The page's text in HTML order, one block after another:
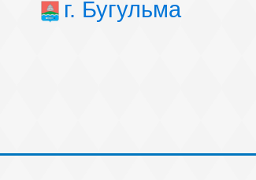
г. Бугульма